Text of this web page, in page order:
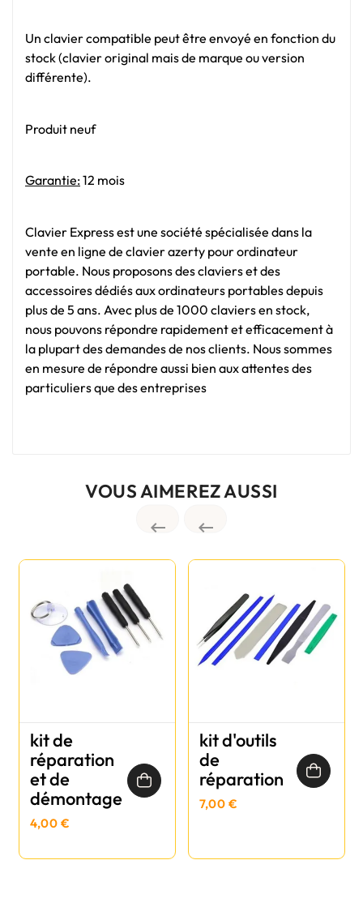
Un clavier compatible peut être envoyé en fonction du
stock (clavier original mais de marque ou version
différente).
Produit neuf
Garantie:12 mois
Clavier Express est une société spécialisée dans la
vente en ligne de clavier azerty pour ordinateur
portable. Nous proposons des claviers et des
accessoires dédiés aux ordinateurs portables depuis
plus de 5 ans. Avec plus de 1000 claviers en stock,
nous pouvons répondre rapidement et efficacement à
la plupart des demandes de nos clients. Nous sommes
en mesure de répondre aussi bien aux attentes des
particuliers que des entreprises
VOUS AIMEREZ AUSSI
 
kit de
réparation
et de
démontage
4,00 €
kit d'outils
de
réparation
7,00 €